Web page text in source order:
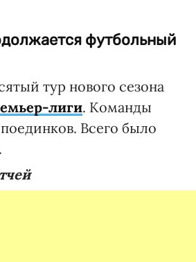
футбольный
тур нового сезона
лиги. Команды
Всего было